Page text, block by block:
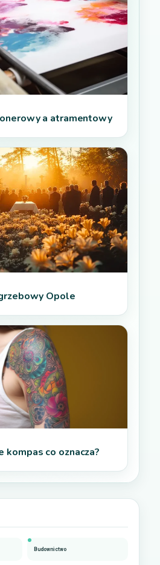
a atramentowy
Opole
kompas co oznacza?
Budownictwo